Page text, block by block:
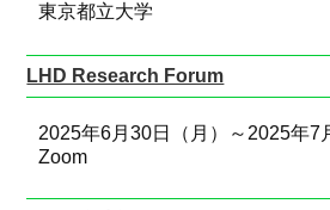
東京都立大学
LHD Research Forum
2025年6月30日（月）～2025年7
Zoom